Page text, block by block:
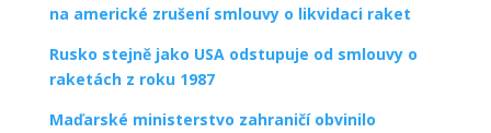
na americké zrušení smlouvy o likvidaci raket
Rusko stejně jako USA odstupuje od smlouvy o
raketách z roku 1987
Maďarské ministerstvo zahraničí obvinilo